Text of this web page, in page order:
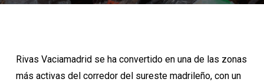
Rivas Vaciamadridse ha convertido en una de las zonas
más activas del corredor del sureste madrileño, con un